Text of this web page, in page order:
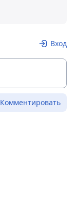
Вход
Комментировать